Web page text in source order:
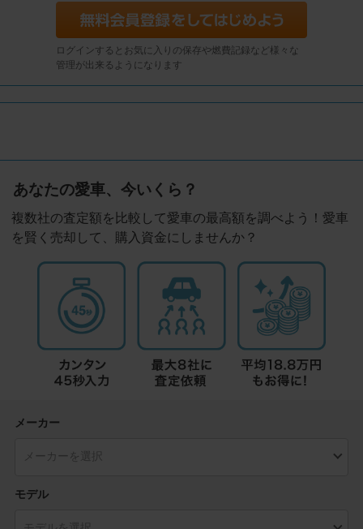
ログインするとお気に入りの保存や燃費記録など様々な
管理が出来るようになります
あなたの愛車、今いくら？
複数社の査定額を比較して愛車の最高額を調べよう！愛車
を賢く売却して、購入資金にしませんか？
メーカー
モデル